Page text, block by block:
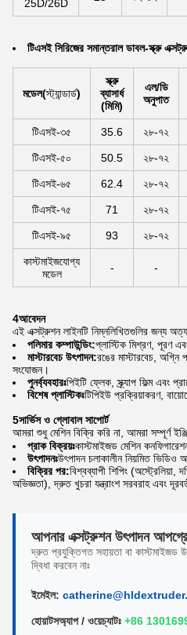
25D/26D
টিএসই সিরিজের সমান্তরাল ডাবল-স্ক্রু
মডেল(স্ট্যান্ডার্ড)
স্ক্রু
ব্যাসার্ধ
(মিমি)
এল/ডি
অনুপাত
টিএসই-৩৫ 35.6 ২৮-৭২
টিএসই-৫০ 50.5 ২৮-৭২
টিএসই-৬৫ 62.4 ২৮-৭২
টিএসই-৭৫ 71 ২৮-৭২
টিএসই-৯৫ 93 ২৮-৭২
কাস্টমাইজযোগ্য
মডেল
- -
4আবেদন
এই এক্সট্রুশন লাইনটি নিম্নলিখিতগুলির জন্য
পলিমার কম্পাউন্ডিং:প্লাস্টিক মিশ্রণ, পূরণ
মাস্টারবেচ উৎপাদন:রঙের মাস্টারবেচ, অগ্নি
সংযোজন।
পুনর্ব্যবহারঃপিইটি ফ্লেক, স্ক্র্যাপ ফিল্ম এবং
বিশেষ প্লাস্টিকঃটিপিইউ প্রক্রিয়াকরণ,
5সার্ভিস ও গ্লোবাল সাপোর্ট
আমরা শুধু মেশিন বিক্রি করি না, আমরা সম্পূর্ণ
প্রাক বিক্রয়ঃকাস্টমাইজড মেশিন
উৎপাদনঃউৎপাদন চলাকালীন নিয়মিত ভিডিও
বিক্রির পর:বিশ্বব্যাপী শিপিং (অস্ট্রেলিয়া,
অভিজ্ঞতা), দ্রুত খুচরা যন্ত্রাংশ সরবরাহ এবং
আপনার এক্সট্রুশন উৎপাদন
দ্রুত প্রযুক্তিগত সহায়তা বা কাস্টমাইজড
দ্বিধা করবেন নাঃ
ইমেইল:
হোয়াটসঅ্যাপ / ওয়েচ্যাটঃ +86